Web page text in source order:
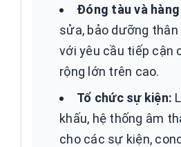
Đóng tàu và
sửa, bảo dưỡng thân
với yêu cầu tiếp cận
rộng lớn trên cao.
Tổ chức sự kiện:
khấu, hệ thống âm
cho các sự kiện,